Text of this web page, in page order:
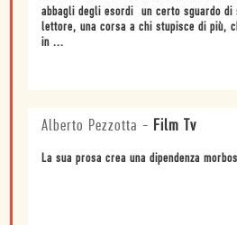
abbagli degli esordi  un certo sguardo
lettore, una corsa a chi stupisce di più,
in ...
Alberto Pezzotta - Film Tv
La sua prosa crea una dipendenza